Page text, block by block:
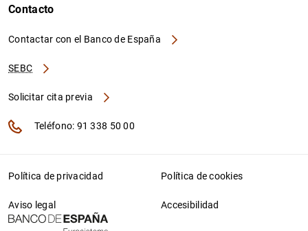
Contacto
Contactar con el Banco de España
SEBC
Solicitar cita previa
Teléfono: 91 338 50 00
Política de privacidad Política de cookies
Aviso legal Accesibilidad